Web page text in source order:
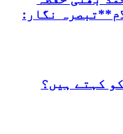
نگار:
کہتے ہیں؟